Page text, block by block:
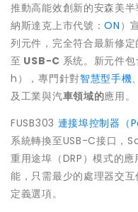
推動高能效創新的安森美
納斯達克上市代號：ON ）
列元件，完全符合最新修定
至 USB-C 系统。新元件
h），專門針對智慧型手機
及工業與汽車領域的應用。
FUSB303 連接埠控制器（
系統轉換至USB-C接口，
重用途埠（DRP）模式的
能，只需最少的處理器交
定義選項。